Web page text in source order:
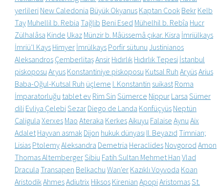
yerlileri New Caledonia Büyük Okyanus Kaptan Cook Bekr Kelb
Tay Muhellil b. Rebia Tağlib Beni Esed Mühelhil b. Rebîa Hucr
Zülhalâsa Kinde Ukaz Münzir b. Mâüssemâ çıkar. Kisra İmriülkays
İmriü’l Kays Himyer İmrülkays Porfir sütunu Justinianos
Aleksandros ÇemberlitaşAnsir Hıdırlık Hıdırlık Tepesi İstanbul
piskoposu Aryus Konstantiniye piskoposu Kutsal Ruh AryüsArius
Baba-Oğul-Kutsal Ruh üçleme I. Konstantin suikast Roma
İmparatorluğu tablet ev Rim Sin Sümerce Nippur Larsa Sümer
dili Evliya ÇelebiSezar Diego de Landa Konfüçyüs Neptün
Caligula Xerxes Mao Ateraka KerkesAikuyu Falaise Aynu Aix
Adalet Hayvan asmak Dijon hukuk dünyası II. Beyazıd Timnian;
Lisias PtolemyAleksandra Demetria Heraclides Novgorod Amon
Thomas AltembergerSibiu Fatih Sultan Mehmet Han Vlad
Dracula Transapen Belkachu Wan'er Kazıklı Voyvoda Koan
AristodikAhmesAdiutrix Hiksos Kirenian ApopiAristomasSt.